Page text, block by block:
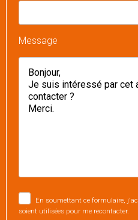
Message
En soumettant ce formulaire,
soient utilisées pour me recontacter.